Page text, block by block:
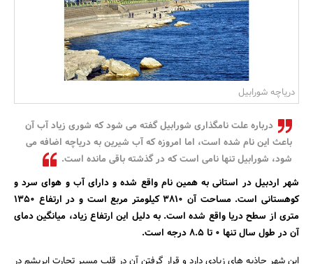
دریاچه شورابیل
درباره علت نامگذاری شورابیل گفته می شود که شوری زیاد آب آن
باعث این نام شده است، اما امروزه که آب شیرین به دریاچه اضافه می
شود، شورابیل تنها نامی است که در گذشته باقی مانده است.
شهر اردبیل در استانی به همین نام واقع شده و دارای آب و هوای سرد و
کوهستانی است. مساحت آن 3810 کیلومتر مربع است و در ارتفاع 1350
متری از سطح دریا واقع شده است. به دلیل این ارتفاع زیاد، میانگین دمای
آن در طول سال تنها 0 تا 8.5 درجه است.